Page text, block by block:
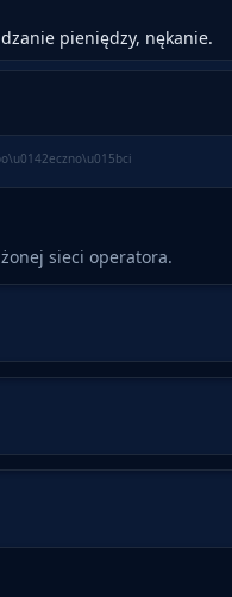
pieniędzy, nękanie.
sieci operatora.